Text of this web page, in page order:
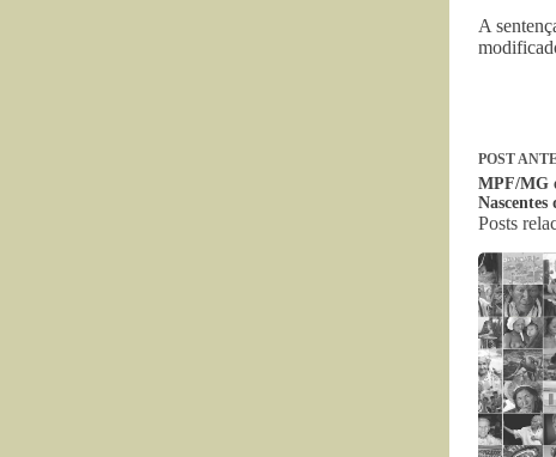
A
POST
MPF/MG
Nascentes
Posts